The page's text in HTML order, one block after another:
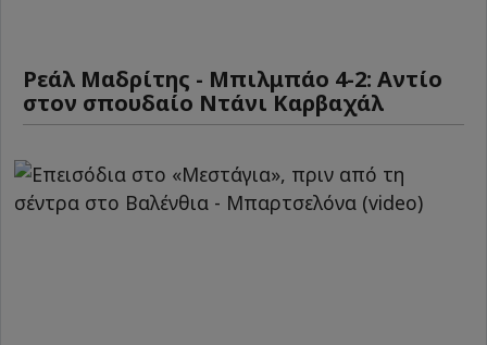
Ρεάλ Μαδρίτης - Μπιλμπάο 4-2: Αντίο
στον σπουδαίο Ντάνι Καρβαχάλ